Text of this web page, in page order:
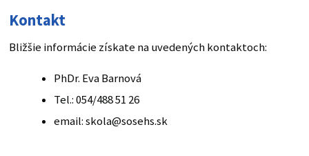
Kontakt
Bližšie informácie získate na uvedených kontaktoch:
PhDr. Eva Barnová
Tel.: 054/488 51 26
email: skola@sosehs.sk